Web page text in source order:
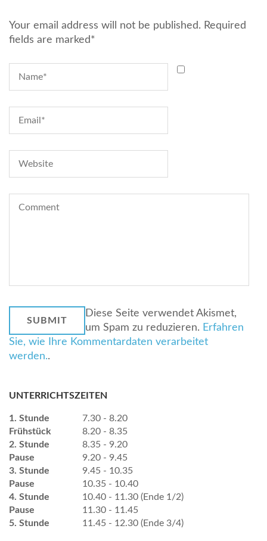
Your email address will not be published. Required
fields are marked*
Diese Seite verwendet Akismet,
um Spam zu reduzieren. Erfahren
Sie, wie Ihre Kommentardaten verarbeitet
werden..
UNTERRICHTSZEITEN
1. Stunde
7.30 - 8.20
Frühstück
8.20 - 8.35
2. Stunde
8.35 - 9.20
Pause
9.20 - 9.45
3. Stunde
9.45 - 10.35
Pause
10.35 - 10.40
4. Stunde
10.40 - 11.30 (Ende 1/2)
Pause
11.30 - 11.45
5. Stunde
11.45 - 12.30 (Ende 3/4)